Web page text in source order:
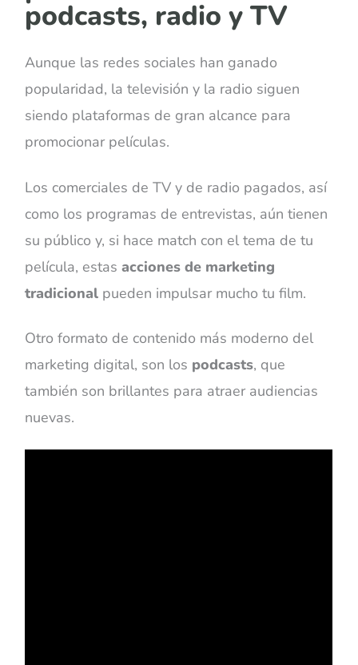
podcasts, radio y TV
Aunque las redes sociales han ganado
popularidad, la televisión y la radio siguen
siendo plataformas de gran alcance para
promocionar películas.
Los comerciales de TV y de radio pagados, así
como los programas de entrevistas, aún tienen
su público y, si hace match con el tema de tu
película, estasacciones de marketing
tradicional pueden impulsar mucho tu film.
Otro formato de contenido más moderno del
marketing digital, son los podcasts, que
también son brillantes para atraer audiencias
nuevas.